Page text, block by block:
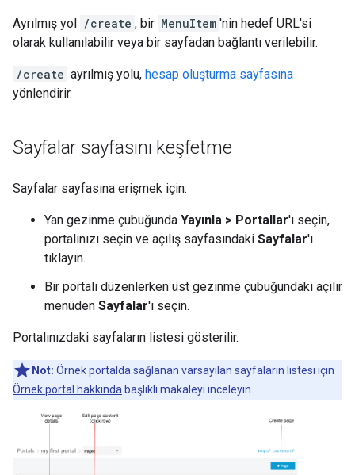
Ayrılmış yol /create , bir MenuItem 'nin hedef URL'si
olarak kullanılabilir veya bir sayfadan bağlantı verilebilir.
/create ayrılmış yolu, hesap oluşturma sayfasına
yönlendirir.
Sayfalar sayfasını keşfetme
Sayfalar sayfasına erişmek için:
Yan gezinme çubuğunda Yayınla > Portallar'ı seçin,
portalınızı seçin ve açılış sayfasındaki Sayfalar'ı
tıklayın.
Bir portalı düzenlerken üst gezinme çubuğundaki açılır
menüden Sayfalar'ı seçin.
Portalınızdaki sayfaların listesi gösterilir.
Not: Örnek portalda sağlanan varsayılan sayfaların listesi için
Örnek portal hakkında başlıklı makaleyi inceleyin.